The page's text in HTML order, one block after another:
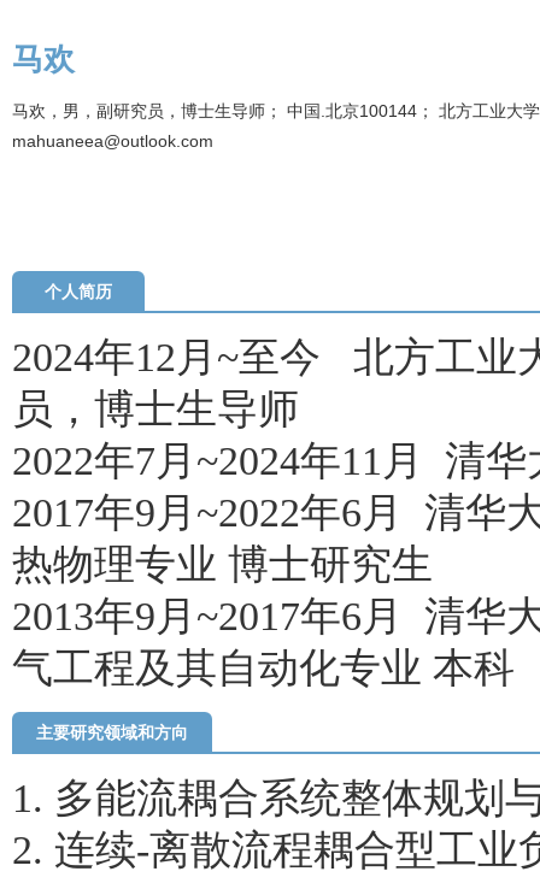
马欢
马欢，男，副研究员，博士生导师； 中国.北京100144； 北方工业大
mahuaneea@outlook.com
个人简历
2024年12月 ~至今
北方工业
员， 博士生导师
2022年7月 ~2024年11月
清华
2017年9月 ~2022年6月
清华
热物理专业 博士研究生
2013年9月~2017年6月
清华
气工程及其自动化专业 本科
主要研究领域和方向
1. 多能流耦合系统整体规划
2. 连续-离散流程耦合型工业